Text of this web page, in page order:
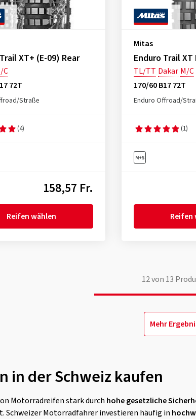
XT+ (E-09) Rear
C
72T
Straße
(4)
158,57 Fr.
Reifen wählen
Mitas
Enduro Trail XT
TL/TT Dakar M/C
170/60 B17 72T
Enduro Offroad/
(1)
Reifen
12von 13
Mehr
in der Schweiz kaufen
Motorradreifen stark durch hohe gesetzliche
Schweizer Motorradfahrer investieren häufig in